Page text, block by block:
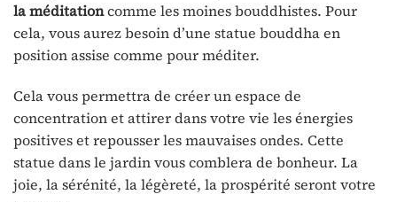
la méditationcomme les moines bouddhistes. Pour
cela, vous aurez besoin d’une statue bouddha en
position assise comme pour méditer.
Cela vous permettra de créer un espace de
concentration et attirer dans votre vie les énergies
positives et repousser les mauvaises ondes. Cette
statue dans le jardin vous comblera de bonheur. La
joie, la sérénité, la légèreté, la prospérité seront votre